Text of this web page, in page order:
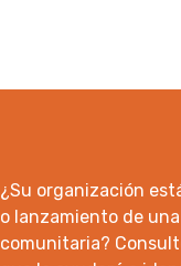
¿Su organización
o lanzamiento de
comunitaria?